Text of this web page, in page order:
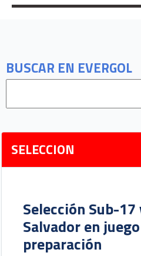
BUSCAR EN EVERGOL
SELECCION
Selección Sub-
Salvador en
preparación